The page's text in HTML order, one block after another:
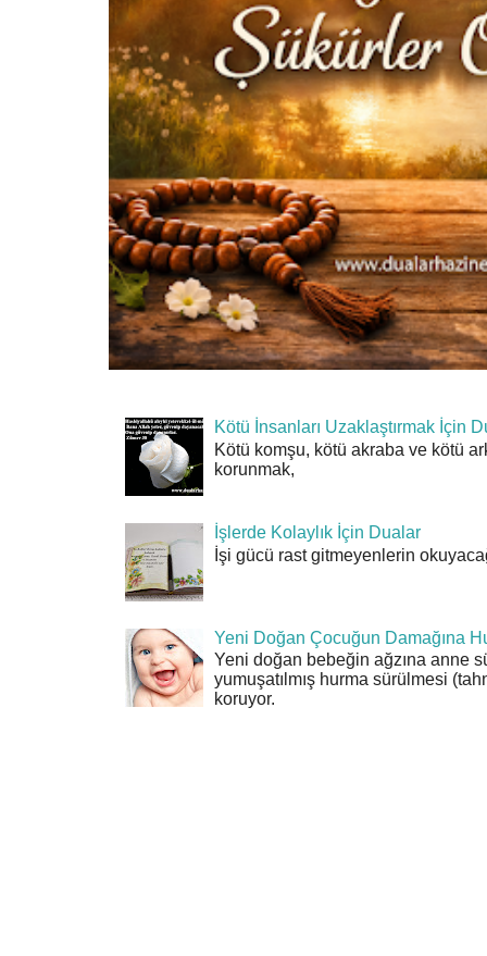
Kötü İnsanları Uzaklaştırmak İçin
Kötü komşu, kötü akraba ve kötü
korunmak,
İşlerde Kolaylık İçin Dualar
İşi gücü rast gitmeyenlerin
Yeni Doğan Çocuğun Damağına
Yeni doğan bebeğin ağzına anne
yumuşatılmış hurma sürülmesi
koruyor.